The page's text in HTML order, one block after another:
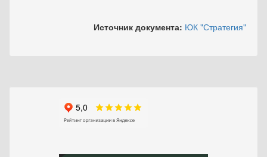
Источник документа: ЮК "Стратегия"